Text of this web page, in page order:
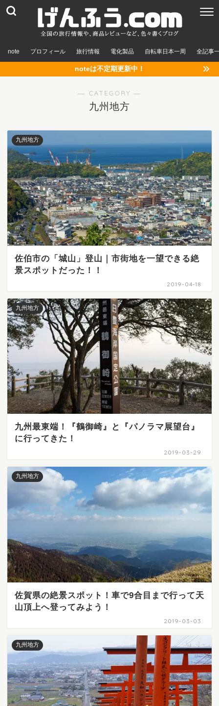
note プロフィール 旅行情報 電化製品 自転車日本一周 全記事
noteは不定期更新中！
― CATEGORY ―
九州地方
九州地方
佐伯市の「城山」登山｜市街地を一望できる絶
景スポットだった！！
2019-04-18
九州地方
九州最東端！『鶴御崎』と『パノラマ展望台』
に行ってきた！
2019-03-29
九州地方
佐賀県の絶景スポット！車で9合目まで行って天
山頂上へ登ってみよう！
2019-03-03
九州地方